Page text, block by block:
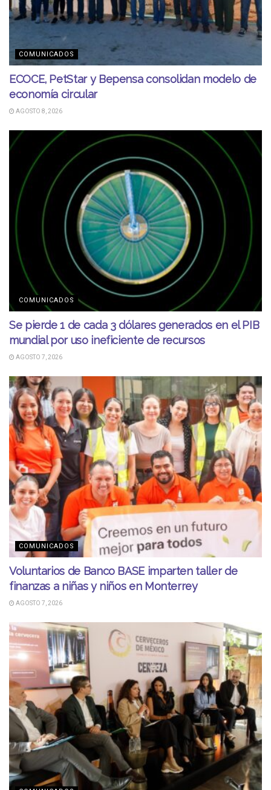
COMUNICADOS
ECOCE, PetStar y Bepensa consolidan modelo de
economía circular
AGOSTO 8, 2026
COMUNICADOS
Se pierde 1 de cada 3 dólares generados en el PIB
mundial por uso ineficiente de recursos
AGOSTO 7, 2026
COMUNICADOS
Voluntarios de Banco BASE imparten taller de
finanzas a niñas y niños en Monterrey
AGOSTO 7, 2026